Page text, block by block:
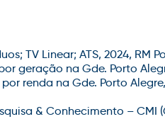
TV Linear; ATS, 2024, RM
geração na Gde. Porto
renda na Gde. Porto Alegre,
& Conhecimento – CMI